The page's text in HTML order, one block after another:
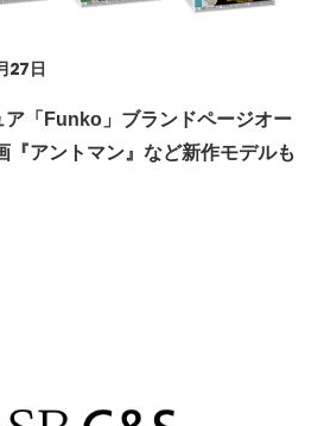
27日
ア「Funko」ブランドページオー
『アントマン』など新作モデルも